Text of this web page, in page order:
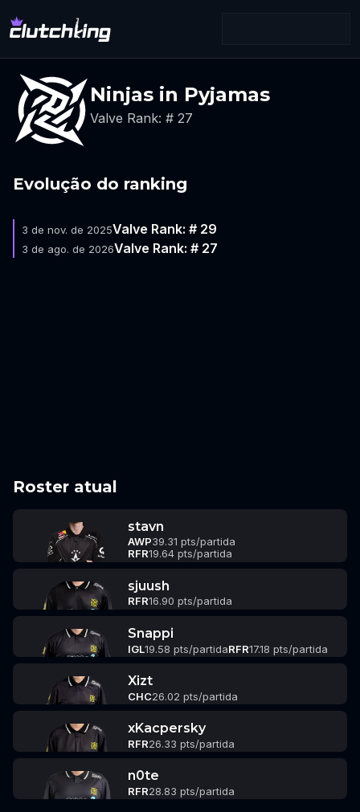
Ninjas in Pyjamas
Valve Rank: # 27
Evolução do ranking
3 de nov. de 2025Valve Rank: # 29
3 de ago. de 2026Valve Rank: # 27
Roster atual
stavn
AWP39.31 pts/partida
RFR19.64 pts/partida
sjuush
RFR16.90 pts/partida
Snappi
IGL19.58 pts/partidaRFR17.18 pts/partida
Xizt
CHC26.02 pts/partida
xKacpersky
RFR26.33 pts/partida
n0te
RFR28.83 pts/partida